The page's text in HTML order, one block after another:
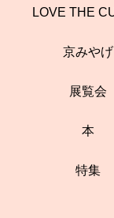
LOVE THE
京みやげ
展覧会
本
特集